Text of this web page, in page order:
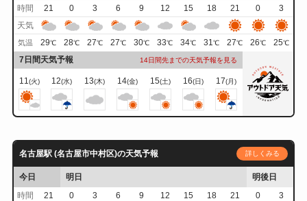
時間
21 0 3 6 9 12 15 18 21 0
3
天気
気温 29℃ 28℃ 27℃ 27℃ 30℃ 33℃ 34℃ 31℃ 27℃ 26℃ 25℃
7日間天気予報 14日間先までの天気予報を見る
11(火) 12(水) 13(木) 14(金) 15(土) 16(日) 17(月)
名古屋駅 (名古屋市中村区)の天気予報 詳しくみる
今日 明日
明後日
時間
21 0 3 6 9 12 15 18 21 0
3